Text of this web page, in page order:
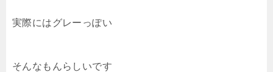
実際にはグレーっぽい
そんなもんらしいです